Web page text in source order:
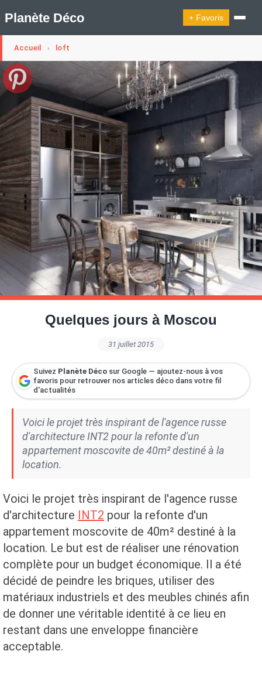
Planète Déco + Favoris
🛍︎ Shop Planète Déco ℹ︎ À propos
Appartement Design Cabanes
Decoration Noël
Design Suédois En Quelques Photos
Idées Déco En 10 Photos
La Semaine Décoration Et Design
Maison En Ville
Méli-Mélo Suédois
Publi Reportage
Tendance
Interieurs Scandinaves
La Décoration Selon Votre Signe Astrologique
Les Trouvailles Déco Du Jour
Loft
Maison Appartement Écologique
Maison Container/container House
Maison D'hôtes
Maison Et Appartement Vintage
On Décode La Déco
Petite Surface
Piscine Question De Style
Renovation
Revue De Week End
Tiny House
Accueil › loft
Quelques jours à Moscou
31 juillet 2015
Suivez Planète Déco sur Google — ajoutez-nous à vos
favoris pour retrouver nos articles déco dans votre fil
d'actualités
Voici le projet très inspirant de l'agence russe
d'architecture INT2 pour la refonte d'un
appartement moscovite de 40m² destiné à la
location.
Voici le projet très inspirant de l'agence russe
d'architecture INT2 pour la refonte d'un
appartement moscovite de 40m² destiné à la
location. Le but est de réaliser une rénovation
complète pour un budget économique. Il a été
décidé de peindre les briques, utiliser des
matériaux industriels et des meubles chinés afin
de donner une véritable identité à ce lieu en
restant dans une enveloppe financière
acceptable.